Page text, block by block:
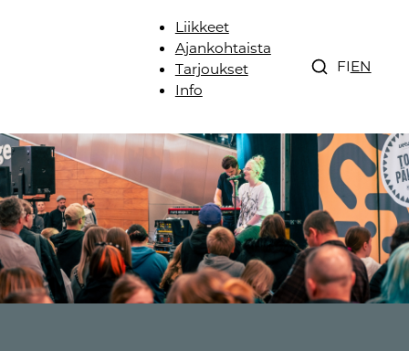
Liikkeet
Ajankohtaista
Tarjoukset
Info
FIEN